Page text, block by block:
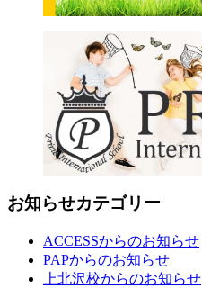
お知らせカテゴリー
ACCESSからのお知らせ
PAPからのお知らせ
上北沢校からのお知らせ